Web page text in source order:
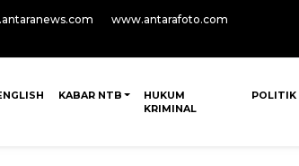
www.antarafoto.com
KABAR NTB
HUKUM
KRIMINAL
POLITIK